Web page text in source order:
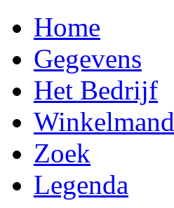
Home
Gegevens
Het Bedrijf
Winkelmand
Zoek
Legenda